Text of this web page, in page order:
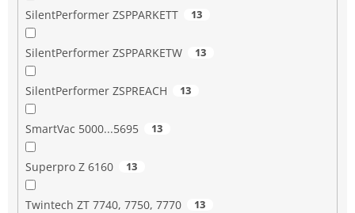
SilentPerformer ZSPPARKETT 13
SilentPerformer ZSPPARKETW 13
SilentPerformer ZSPREACH 13
SmartVac 5000...5695 13
Superpro Z 6160 13
Twintech ZT 7740, 7750, 7770 13